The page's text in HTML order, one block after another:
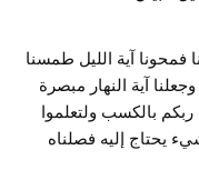
فمحونا آية الليل طمسنا
آية النهار مبصرة
ربكم بالكسب ولتعلموا
يحتاج إليه فصلناه